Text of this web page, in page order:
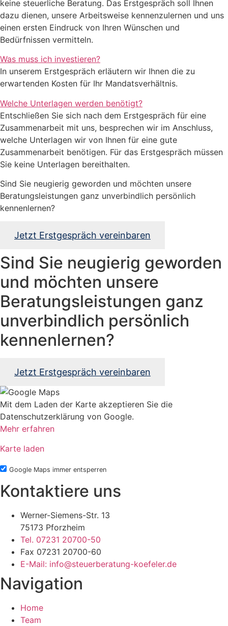
keine steuerliche Beratung. Das Erstgespräch soll Ihnen
dazu dienen, unsere Arbeitsweise kennenzulernen und uns
einen ersten Eindruck von Ihren Wünschen und
Bedürfnissen vermitteln.
Was muss ich investieren?
In unserem Erstgespräch erläutern wir Ihnen die zu
erwartenden Kosten für Ihr Mandatsverhältnis.
Welche Unterlagen werden benötigt?
Entschließen Sie sich nach dem Erstgespräch für eine
Zusammenarbeit mit uns, besprechen wir im Anschluss,
welche Unterlagen wir von Ihnen für eine gute
Zusammenarbeit benötigen. Für das Erstgespräch müssen
Sie keine Unterlagen bereithalten.
Sind Sie neugierig geworden und möchten unsere
Beratungsleistungen ganz unverbindlich persönlich
kennenlernen?
Jetzt Erstgespräch vereinbaren
Sind Sie neugierig geworden
und möchten unsere
Beratungsleistungen ganz
unverbindlich persönlich
kennenlernen?
Jetzt Erstgespräch vereinbaren
Mit dem Laden der Karte akzeptieren Sie die
Datenschutzerklärung von Google.
Mehr erfahren
Karte laden
Google Maps immer entsperren
Kontaktiere uns
Werner-Siemens-Str. 13
75173 Pforzheim
Tel. 07231 20700-50
Fax 07231 20700-60
E-Mail: info@steuerberatung-koefeler.de
Navigation
Home
Team